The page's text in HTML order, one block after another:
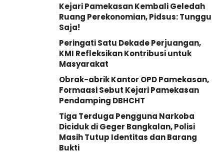
Kejari Pamekasan Kembali Geledah
Ruang Perekonomian, Pidsus: Tunggu
Saja!
Peringati Satu Dekade Perjuangan,
KMI Refleksikan Kontribusi untuk
Masyarakat
Obrak-abrik Kantor OPD Pamekasan,
Formaasi Sebut Kejari Pamekasan
Pendamping DBHCHT
Tiga Terduga Pengguna Narkoba
Diciduk di Geger Bangkalan, Polisi
Masih Tutup Identitas dan Barang
Bukti